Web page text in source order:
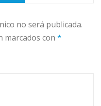
no será publicada.
marcados con *